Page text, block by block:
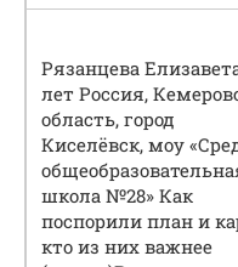
Рязанцева
лет Россия,
область, город
Киселёвск, моу
школа №28» Как
поспорили план и
кто из них важнее